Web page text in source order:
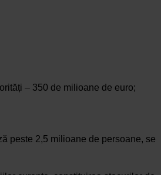
– 350 de milioane de euro;
peste 2,5 milioane de persoane, se